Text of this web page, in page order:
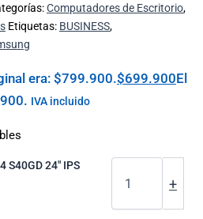
Computadores de Escritorio,
Etiquetas: BUSINESS,
era: $799.900.$699.900El
IVA incluido
S40GD 24" IPS
+